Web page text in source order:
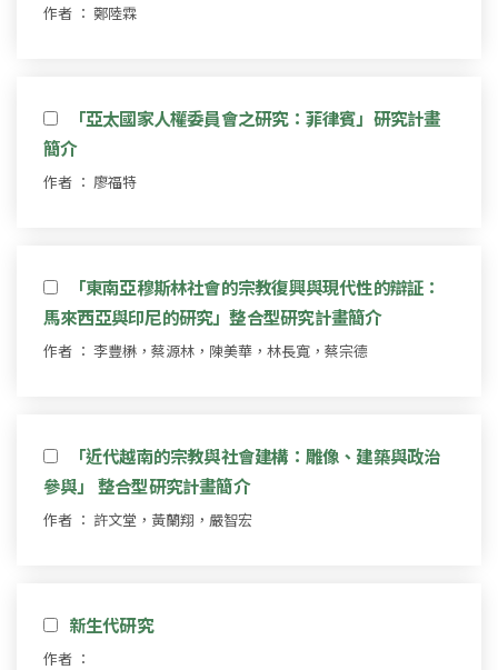
作者 ： 鄭陸霖
「亞太國家人權委員會之研究：菲律賓」研究計畫
簡介
作者 ： 廖福特
「東南亞穆斯林社會的宗教復興與現代性的辯証：
馬來西亞與印尼的研究」整合型研究計畫簡介
作者 ： 李豐楙，蔡源林，陳美華，林長寬，蔡宗德
「近代越南的宗教與社會建構：雕像、建築與政治
參與」 整合型研究計畫簡介
作者 ： 許文堂，黃蘭翔，嚴智宏
新生代研究
作者 ：